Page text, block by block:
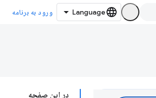
ورود به برنامه
در این صفحه